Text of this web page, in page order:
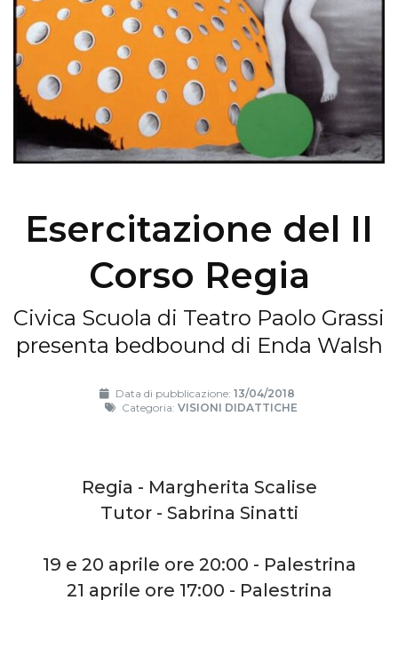
Esercitazione del II
Corso Regia
Civica Scuola di Teatro Paolo Grassi
presenta bedbound di Enda Walsh
Data di pubblicazione: 13/04/2018
Categoria: VISIONI DIDATTICHE
Regia - Margherita Scalise
Tutor - Sabrina Sinatti
19 e 20 aprile ore 20:00 - Palestrina
21 aprile ore 17:00 - Palestrina